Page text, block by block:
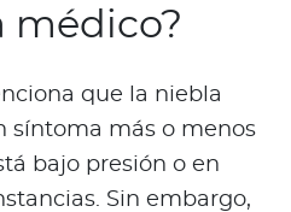
médico?
que la niebla
síntoma más o menos
bajo presión o en
Sin embargo,